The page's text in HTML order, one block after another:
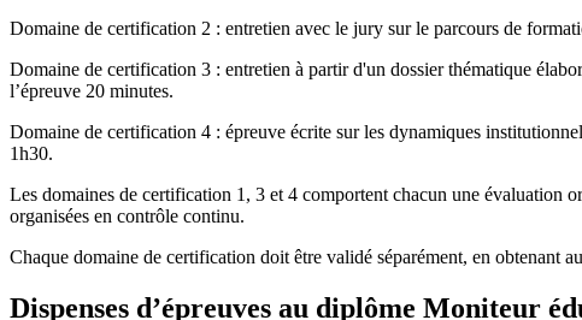
Domaine de certification 2 : entretien avec le jury sur le parcours de
Domaine de certification 3 : entretien à partir d'un dossier thématique
l’épreuve 20 minutes.
Domaine de certification 4 : épreuve écrite sur les dynamiques
1h30.
Les domaines de certification 1, 3 et 4 comportent chacun une évaluation
organisées en contrôle continu.
Chaque domaine de certification doit être validé séparément, en obtenant
Dispenses d’épreuves au diplôme Moniteur